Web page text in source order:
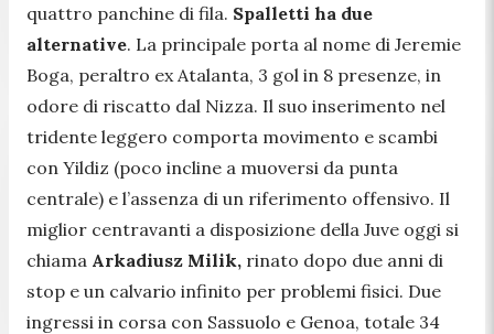
quattro panchine di fila. Spalletti ha due
alternative. La principale porta al nome di Jeremie
Boga, peraltro ex Atalanta, 3 gol in 8 presenze, in
odore di riscatto dal Nizza. Il suo inserimento nel
tridente leggero comporta movimento e scambi
con Yildiz (poco incline a muoversi da punta
centrale) e l’assenza di un riferimento offensivo. Il
miglior centravanti a disposizione della Juve oggi si
chiama Arkadiusz Milik, rinato dopo due anni di
stop e un calvario infinito per problemi fisici. Due
ingressi in corsa con Sassuolo e Genoa, totale 34